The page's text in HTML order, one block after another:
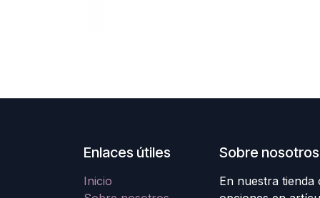
Enlaces útiles
Inicio
Sobre nosotros
En nuestra tienda